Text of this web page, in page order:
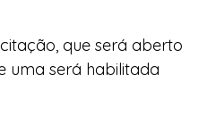
que será aberto
uma será habilitada